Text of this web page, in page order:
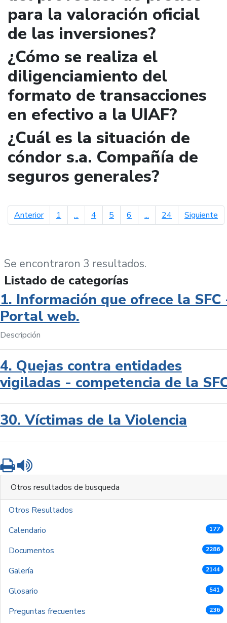
para la valoración oficial
de las inversiones?
¿Cómo se realiza el
diligenciamiento del
formato de transacciones
en efectivo a la UIAF?
¿Cuál es la situación de
cóndor s.a. Compañía de
seguros generales?
Anteriorpágina anterior
1 ... 4 5 6 ... 24 Siguiente
Se encontraron 3 resultados.
Listado de categorías
1. Información que ofrece la SFC
Portal web.
Descripción
4. Quejas contra entidades
vigiladas - competencia de la
30. Víctimas de la Violencia
Imprimir
Otros resultados de busqueda
Otros Resultados
Calendario
177
Documentos 2286
Galería 2144
Glosario 541
Preguntas frecuentes 236